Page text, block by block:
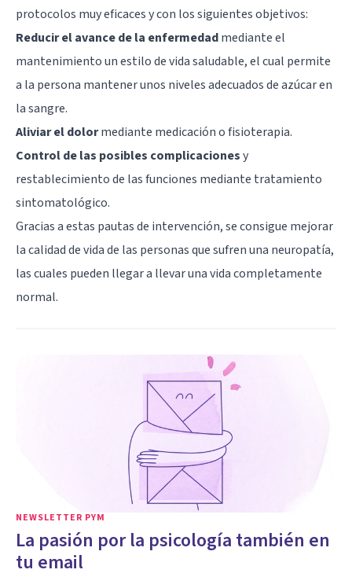
protocolos muy eficaces y con los siguientes objetivos:
Reducir el avance de la enfermedadmediante el
mantenimiento un estilo de vida saludable, el cual permite
a la persona mantener unos niveles adecuados de azúcar en
la sangre.
Aliviar el dolormediante medicación o fisioterapia.
Control de las posibles complicacionesy
restablecimiento de las funciones mediante tratamiento
sintomatológico.
Gracias a estas pautas de intervención, se consigue mejorar
la calidad de vida de las personas que sufren una neuropatía,
las cuales pueden llegar a llevar una vida completamente
normal.
NEWSLETTER PYM
La pasión por la psicología también en
tu email